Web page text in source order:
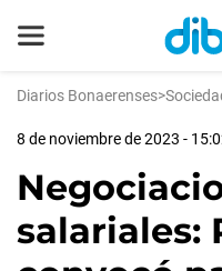
Diarios Bonaerenses>
8 de noviembre de 2023 -
salariales: